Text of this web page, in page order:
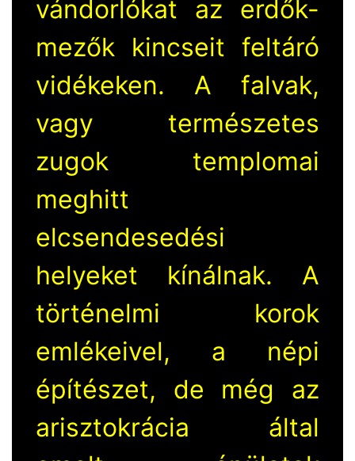
vándorlókat az erdők-
mezők kincseit feltáró
vidékeken. A falvak,
vagy természetes
zugok templomai
meghitt
elcsendesedési
helyeket kínálnak. A
történelmi korok
emlékeivel, a népi
építészet, de még az
arisztokrácia által